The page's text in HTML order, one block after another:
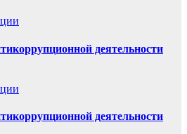
деятельности
деятельности